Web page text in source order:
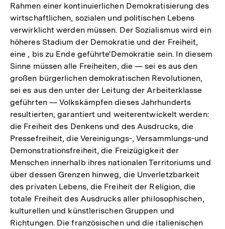
Rahmen einer kontinuierlichen Demokratisierung des
wirtschaftlichen, sozialen und politischen Lebens
verwirklicht werden müssen. Der Sozialismus wird ein
höheres Stadium der Demokratie und der Freiheit,
eine , bis zu Ende geführte'Demokratie sein. In diesem
Sinne müssen alle Freiheiten, die — sei es aus den
großen bürgerlichen demokratischen Revolutionen,
sei es aus den unter der Leitung der Arbeiterklasse
geführten — Volkskämpfen dieses Jahrhunderts
resultierten, garantiert und weiterentwickelt werden:
die Freiheit des Denkens und des Ausdrucks, die
Pressefreiheit, die Vereinigungs-, Versammlungs-und
Demonstrationsfreiheit, die Freizügigkeit der
Menschen innerhalb ihres nationalen Territoriums und
über dessen Grenzen hinweg, die Unverletzbarkeit
des privaten Lebens, die Freiheit der Religion, die
totale Freiheit des Ausdrucks aller philosophischen,
kulturellen und künstlerischen Gruppen und
Richtungen. Die französischen und die italienischen